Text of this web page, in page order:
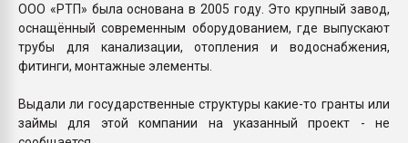
ООО «РТП» была основана в 2005 году. Это крупный завод,
оснащённый современным оборудованием, где выпускают
трубы для канализации, отопления и водоснабжения,
фитинги, монтажные элементы.
Выдали ли государственные структуры какие-то гранты или
займы для этой компании на указанный проект - не